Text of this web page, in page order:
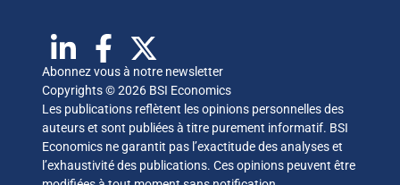
Abonnez vous à notre newsletter
Copyrights © 2026 BSI Economics
Les publications reflètent les opinions personnelles des
auteurs et sont publiées à titre purement informatif. BSI
Economics ne garantit pas l’exactitude des analyses et
l’exhaustivité des publications. Ces opinions peuvent être